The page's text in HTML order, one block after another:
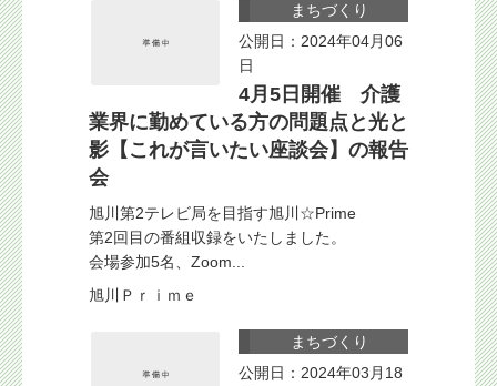
まちづくり
公開日：2024年04月06
日
4月5日開催 介護
業界に勤めている方の問題点と光と
影【これが言いたい座談会】の報告
会
旭川第2テレビ局を目指す旭川☆Prime
第2回目の番組収録をいたしました。
会場参加5名、Zoom...
旭川Ｐｒｉｍｅ
まちづくり
公開日：2024年03月18